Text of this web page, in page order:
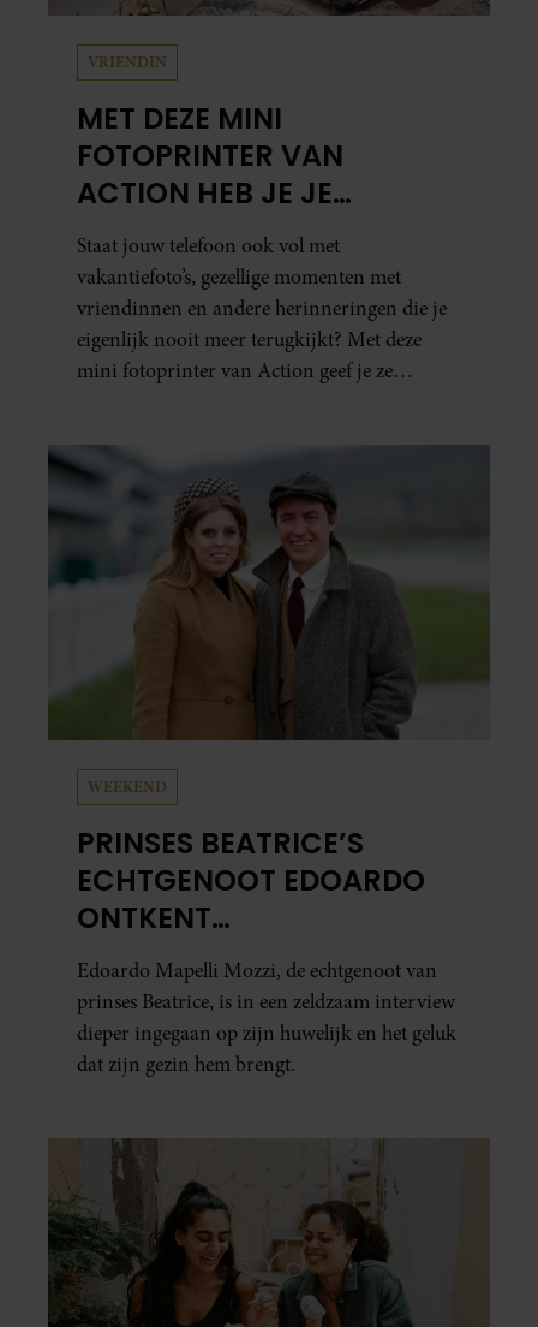
VRIENDIN
MET DEZE MINI
FOTOPRINTER VAN
ACTION HEB JE JE
FAVORIETE FOTO’S BINNEN
ÉÉN MINUUT IN HANDEN
Staat jouw telefoon ook vol met
vakantiefoto’s, gezellige momenten met
vriendinnen en andere herinneringen die je
eigenlijk nooit meer terugkijkt? Met deze
mini fotoprinter van Action geef je ze
al in handen.
WEEKEND
PRINSES BEATRICE’S
ECHTGENOOT EDOARDO
ONTKENT
HUWELIJKSPROBLEMEN
Edoardo Mapelli Mozzi, de echtgenoot van
prinses Beatrice, is in een zeldzaam interview
dieper ingegaan op zijn huwelijk en het geluk
dat zijn gezin hem brengt.